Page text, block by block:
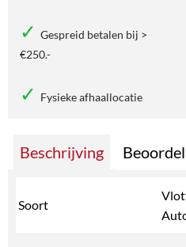
Gespreid betalen bij >
€250.-
Fysieke afhaallocatie
Beschrijving
Soort